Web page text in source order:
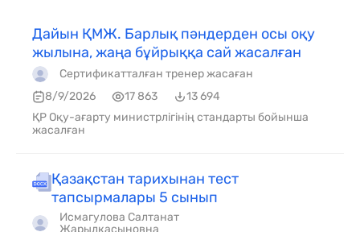
Дайын ҚМЖ. Барлық пәндерден осы оқу
жылына, жаңа бұйрыққа сай жасалған
Сертификатталған тренер жасаған
8/9/2026
17 863
13 694
ҚР Оқу-ағарту министрлігінің стандарты бойынша
жасалған
Қазақстан тарихынан тест
тапсырмалары 5 сынып
Исмагулова Салтанат
Жарылкасыновна